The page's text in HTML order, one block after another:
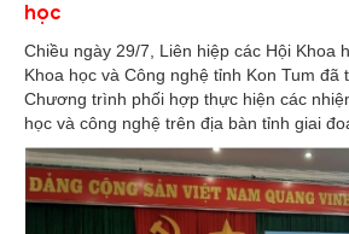
học
Chiều ngày 29/7, Liên hiệp các Hội Khoa
Khoa học và Công nghệ tỉnh Kon Tum đã
Chương trình phối hợp thực hiện các
học và công nghệ trên địa bàn tỉnh giai